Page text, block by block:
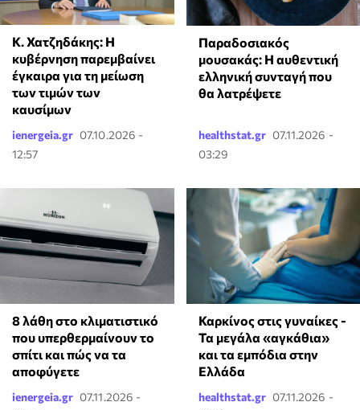
Κ. Χατζηδάκης: Η
κυβέρνηση παρεμβαίνει
έγκαιρα για τη μείωση
των τιμών των
καυσίμων
ienergeia.gr 07.10.2026 -
12:57
Παραδοσιακός
μουσακάς: Η αυθεντική
ελληνική συνταγή που
θα λατρέψετε
healthstat.gr 07.11.2026 -
03:29
8 λάθη στο κλιματιστικό
που υπερθερμαίνουν το
σπίτι και πώς να τα
αποφύγετε
ienergeia.gr 07.11.2026 -
Καρκίνος στις γυναίκες -
Τα μεγάλα «αγκάθια»
και τα εμπόδια στην
Ελλάδα
healthstat.gr 07.11.2026 -